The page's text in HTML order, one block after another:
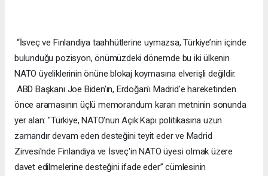
“İsveç ve Finlandiya taahhütlerine uymazsa, Türkiye’nin içinde
bulunduğu pozisyon, önümüzdeki dönemde bu iki ülkenin
NATO üyeliklerinin önüne blokaj koymasına elverişli değildir.
ABD Başkanı Joe Biden'ın, Erdoğan'ı Madrid'e hareketinden
önce aramasının üçlü memorandum kararı metninin sonunda
yer alan: "Türkiye, NATO'nun Açık Kapı politikasına uzun
zamandır devam eden desteğini teyit eder ve Madrid
Zirvesi'nde Finlandiya ve İsveç'in NATO üyesi olmak üzere
davet edilmelerine desteğini ifade eder” cümlesinin